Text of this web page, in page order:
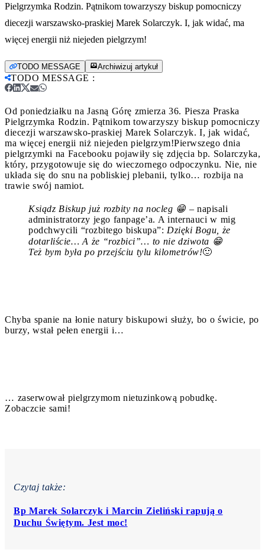
Pielgrzymka Rodzin. Pątnikom towarzyszy biskup pomocniczy
diecezji warszawsko-praskiej Marek Solarczyk. I, jak widać, ma
więcej energii niż niejeden pielgrzym!
TODO MESSAGE Archiwizuj artykuł
TODO MESSAGE :
Od poniedziałku na Jasną Górę zmierza 36. Piesza Praska
Pielgrzymka Rodzin. Pątnikom towarzyszy biskup pomocniczy
diecezji warszawsko-praskiej Marek Solarczyk. I, jak widać,
ma więcej energii niż niejeden pielgrzym!Pierwszego dnia
pielgrzymki na Facebooku pojawiły się zdjęcia bp. Solarczyka,
który, przygotowuje się do wieczornego odpoczynku. Nie, nie
układa się do snu na pobliskiej plebanii, tylko… rozbija na
trawie swój namiot.
Ksiądz Biskup już rozbity na nocleg 😁 – napisali
administratorzy jego fanpage’a. A internauci w mig
podchwycili “rozbitego biskupa”: Dzięki Bogu, że
dotarliście… A że “rozbici”… to nie dziwota 😁
Też bym była po przejściu tylu kilometrów!🙂
Chyba spanie na łonie natury biskupowi służy, bo o świcie, po
burzy, wstał pełen energii i…
… zaserwował pielgrzymom nietuzinkową pobudkę.
Zobaczcie sami!
Czytaj także:
Bp Marek Solarczyk i Marcin Zieliński rapują o
Duchu Świętym. Jest moc!